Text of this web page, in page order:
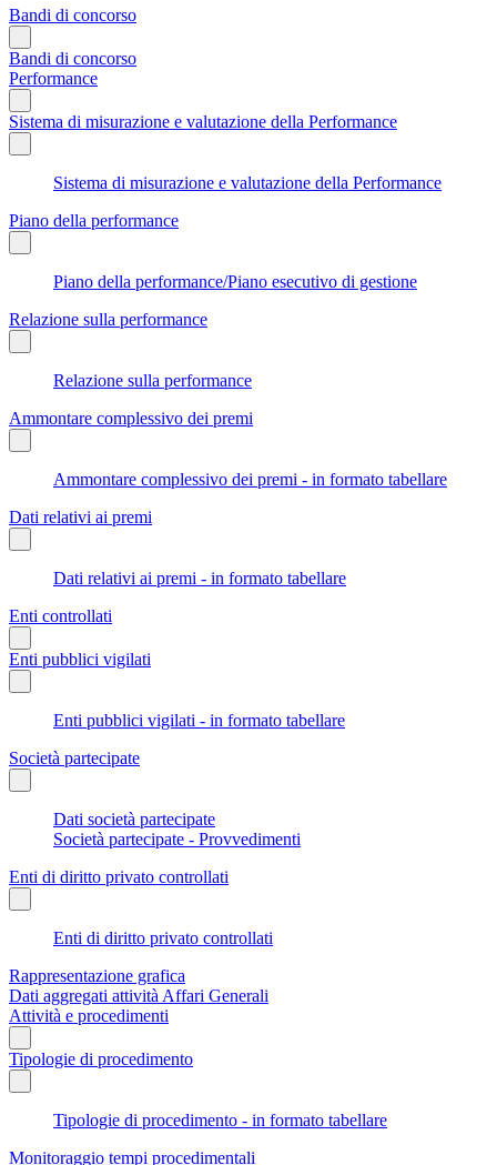
Bandi di concorso
Bandi di concorso
Performance
Sistema di misurazione e valutazione della Performance
Sistema di misurazione e valutazione della Performance
Piano della performance
Piano della performance/Piano esecutivo di gestione
Relazione sulla performance
Relazione sulla performance
Ammontare complessivo dei premi
Ammontare complessivo dei premi - in formato tabellare
Dati relativi ai premi
Dati relativi ai premi - in formato tabellare
Enti controllati
Enti pubblici vigilati
Enti pubblici vigilati - in formato tabellare
Società partecipate
Dati società partecipate
Società partecipate - Provvedimenti
Enti di diritto privato controllati
Enti di diritto privato controllati
Rappresentazione grafica
Dati aggregati attività Affari Generali
Attività e procedimenti
Tipologie di procedimento
Tipologie di procedimento - in formato tabellare
Monitoraggio tempi procedimentali